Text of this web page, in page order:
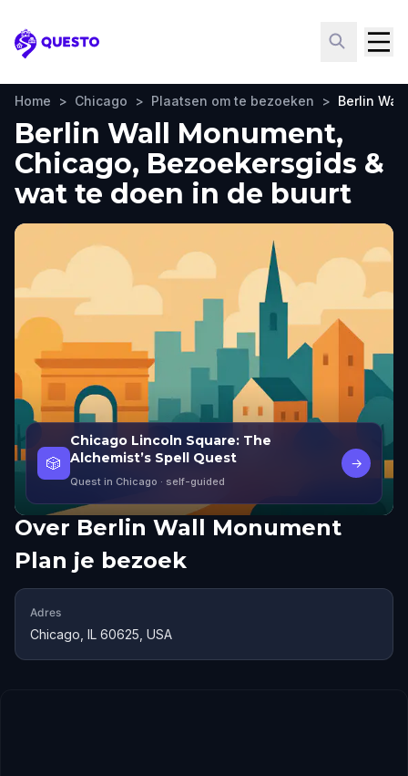
Questo
Home > Chicago > Plaatsen om te bezoeken > Berlin
Berlin Wall Monument,
Chicago, Bezoekersgids &
wat te doen in de buurt
🎲
Chicago Lincoln Square: The
Alchemist’s Spell Quest
Quest in Chicago · self-guided
→
Over Berlin Wall Monument
Plan je bezoek
Adres
Chicago, IL 60625, USA